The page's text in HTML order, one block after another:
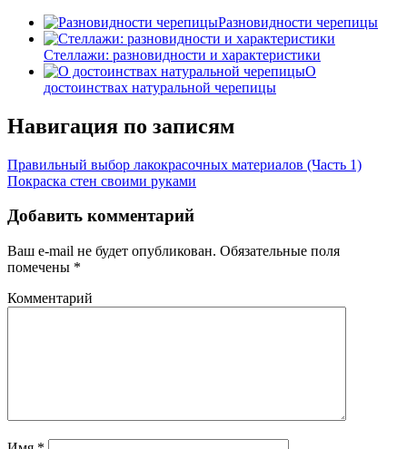
Разновидности черепицы
Стеллажи: разновидности и характеристики
О
достоинствах натуральной черепицы
Навигация по записям
Правильный выбор лакокрасочных материалов (Часть 1)
Покраска стен своими руками
Добавить комментарий
Ваш e-mail не будет опубликован. Обязательные поля
помечены *
Комментарий